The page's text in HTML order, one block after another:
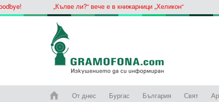
„Кълве ли?“ вече е в книжарници „Хеликон“
От днес Бургас България Свят